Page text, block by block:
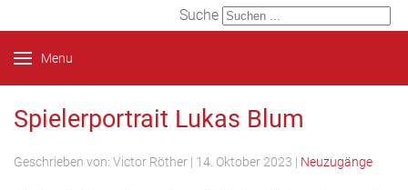
Suche
Menu
Spielerportrait Lukas Blum
Geschrieben von: Victor Röther | 14. Oktober 2023 | Neuzugänge